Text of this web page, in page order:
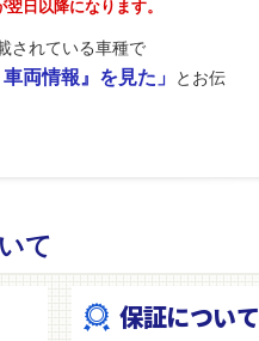
日以降になります。
されている車種で
両情報』を見た」
とお伝
て
保証について